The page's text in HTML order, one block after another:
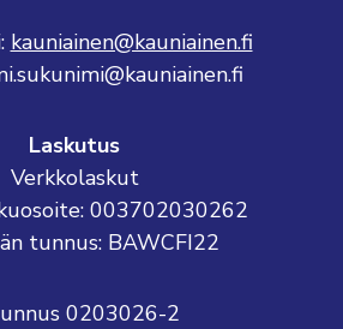
kauniainen@kauniainen.fi
Laskutus
Verkkolaskut
003702030262
tunnus: BAWCFI22
0203026-2